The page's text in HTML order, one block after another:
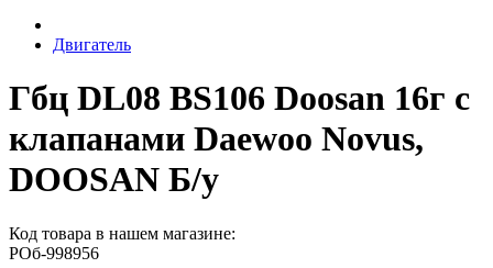
Двигатель
Гбц DL08 BS106 Doosan 16г с
клапанами Daewoo Novus,
DOOSAN Б/у
Код товара в нашем магазине:
РОб-998956